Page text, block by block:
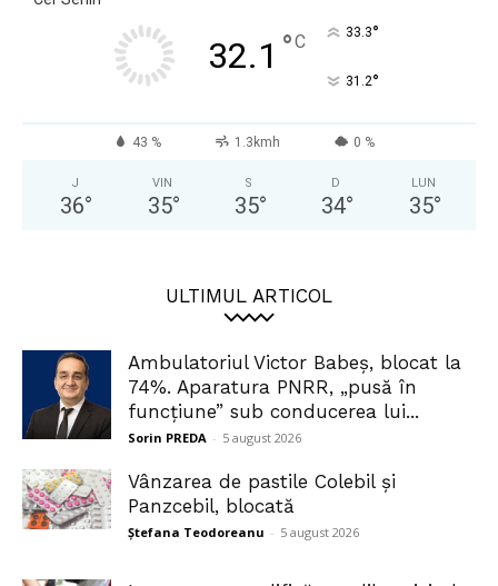
32.1 °C 33.3°
31.2°
43 % 1.3kmh 0 %
J
36°
VIN
35°
S
35°
D
34°
LUN
35°
ULTIMUL ARTICOL
Ambulatoriul Victor Babeș, blocat la
74%. Aparatura PNRR, „pusă în
funcțiune” sub conducerea lui...
Sorin PREDA - 5 august 2026
Vânzarea de pastile Colebil și
Panzcebil, blocată
Ștefana Teodoreanu - 5 august 2026